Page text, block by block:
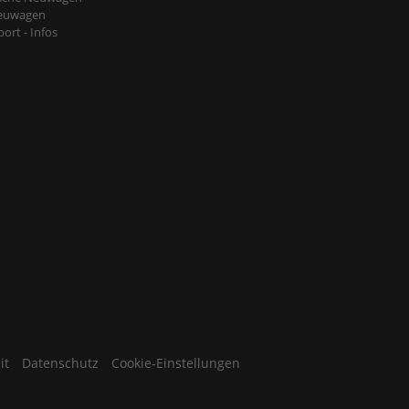
- Infos
Datenschutz
Cookie-Einstellungen